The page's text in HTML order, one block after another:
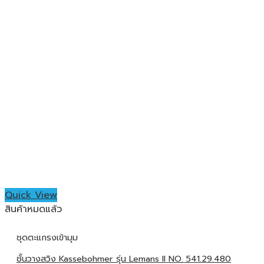
Quick View
สินค้าหมดแล้ว
ชุดตะแกรงเข้ามุม
ชั้นวางสวิง Kassebohmer รุ่น Lemans II NO. 541.29.480